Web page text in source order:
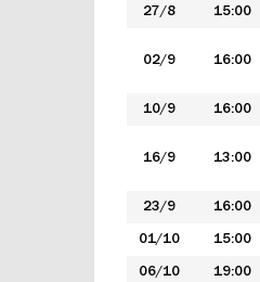
27/8 15:00
02/9 16:00
10/9 16:00
16/9 13:00
23/9 16:00
01/10 15:00
06/10 19:00